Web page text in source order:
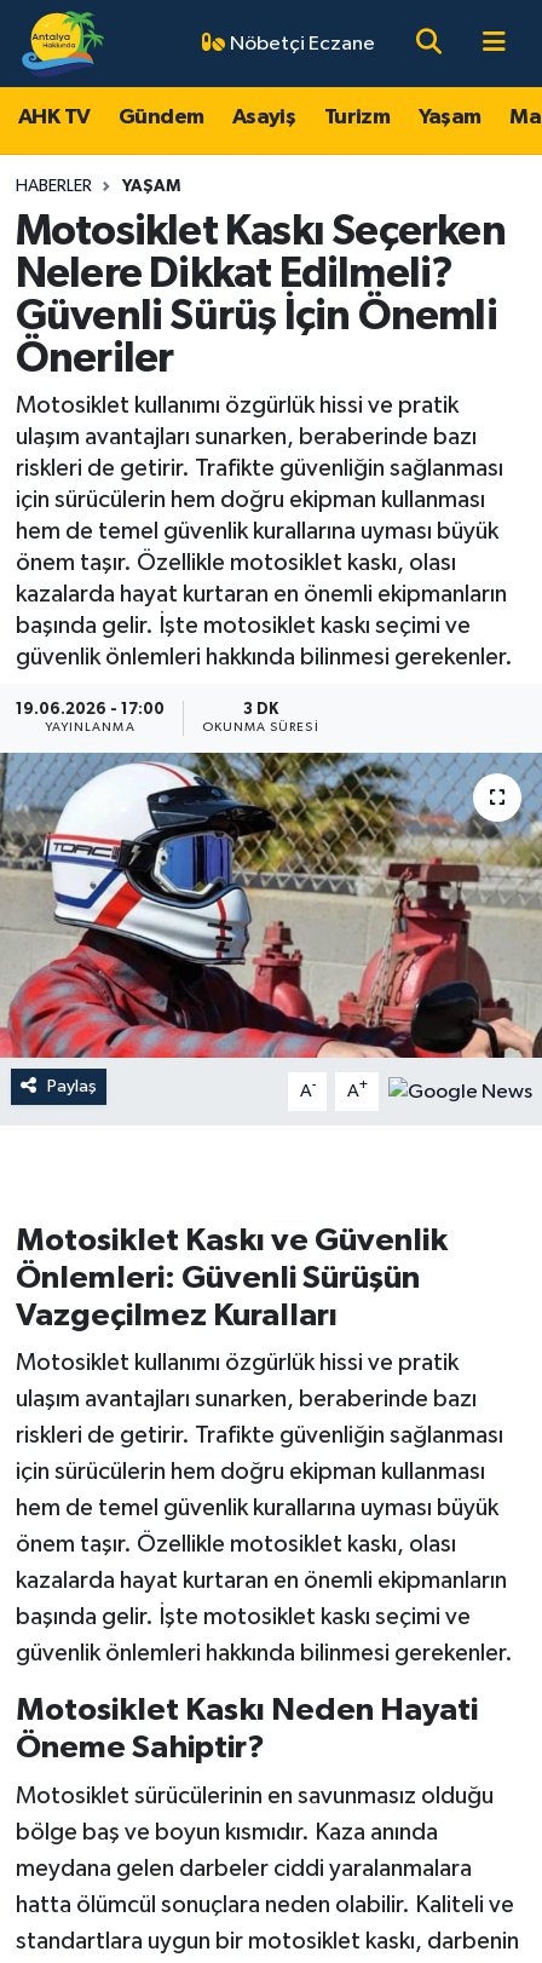
Nöbetçi Eczane
AHK TV Gündem Asayiş Turizm Yaşam
HABERLER YAŞAM
Motosiklet Kaskı Seçerken
Nelere Dikkat Edilmeli?
Güvenli Sürüş İçin Önemli
Öneriler
Motosiklet kullanımı özgürlük hissi ve pratik
ulaşım avantajları sunarken, beraberinde bazı
riskleri de getirir. Trafikte güvenliğin sağlanması
için sürücülerin hem doğru ekipman kullanması
hem de temel güvenlik kurallarına uyması büyük
önem taşır. Özellikle motosiklet kaskı, olası
kazalarda hayat kurtaran en önemli ekipmanların
başında gelir. İşte motosiklet kaskı seçimi ve
güvenlik önlemleri hakkında bilinmesi gerekenler.
19.06.2026 - 17:00
YAYINLANMA
3 DK
OKUNMA SÜRESI
Paylaş A- A+
Motosiklet Kaskı ve Güvenlik
Önlemleri: Güvenli Sürüşün
Vazgeçilmez Kuralları
Motosiklet kullanımı özgürlük hissi ve pratik
ulaşım avantajları sunarken, beraberinde bazı
riskleri de getirir. Trafikte güvenliğin sağlanması
için sürücülerin hem doğru ekipman kullanması
hem de temel güvenlik kurallarına uyması büyük
önem taşır. Özellikle motosiklet kaskı, olası
kazalarda hayat kurtaran en önemli ekipmanların
başında gelir. İşte motosiklet kaskı seçimi ve
güvenlik önlemleri hakkında bilinmesi gerekenler.
Motosiklet Kaskı Neden Hayati
Öneme Sahiptir?
Motosiklet sürücülerinin en savunmasız olduğu
bölge baş ve boyun kısmıdır. Kaza anında
meydana gelen darbeler ciddi yaralanmalara
hatta ölümcül sonuçlara neden olabilir. Kaliteli ve
standartlara uygun bir motosiklet kaskı, darbenin
AHK TV
Gündem
Asayiş
Turizm
Yaşam
Magazin
Ekonomi
Spor
Dünya
Resmi Reklamlar
Antalya Nöbetçi Eczaneler
Antalya Hava Durumu
Antalya Namaz Vakitleri
Antalya Trafik Yoğunluk Haritası
Süper Lig Puan Durumu ve Fikstür
Tüm Manşetler
Son Dakika Haberleri
Haber Arşivi